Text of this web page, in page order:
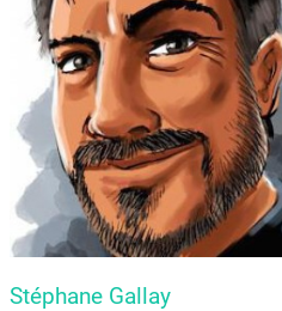
Stéphane Gallay